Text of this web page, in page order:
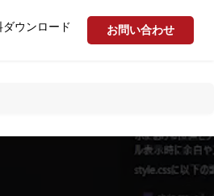
ダウンロード お問い合わせ